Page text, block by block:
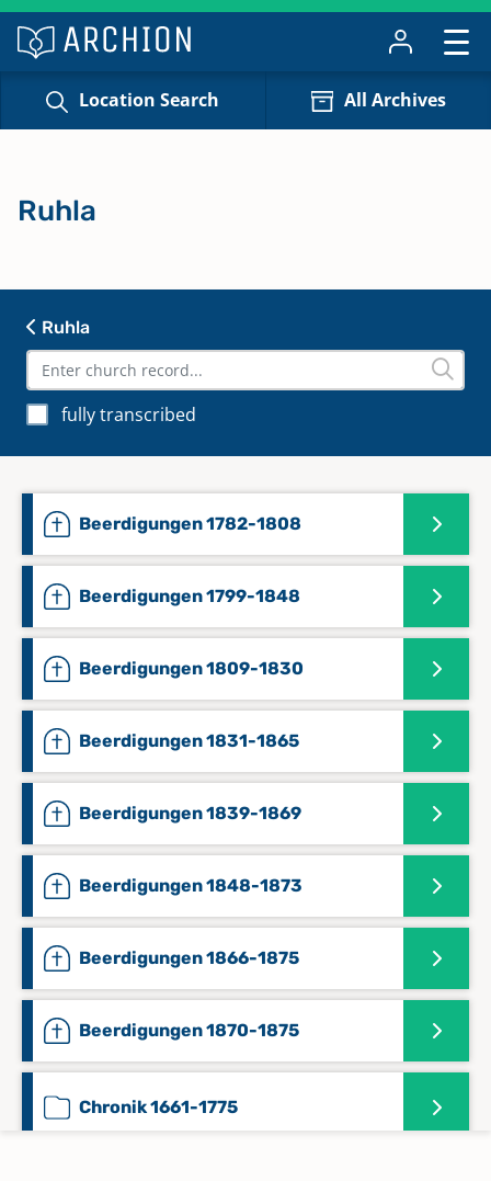
Location Search All Archives
Ruhla
fully transcribed
Beerdigungen 1782-1808
Beerdigungen 1799-1848
Beerdigungen 1809-1830
Beerdigungen 1831-1865
Beerdigungen 1839-1869
Beerdigungen 1848-1873
Beerdigungen 1866-1875
Beerdigungen 1870-1875
Chronik 1661-1775
Ruhla